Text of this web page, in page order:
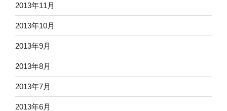
2013年11月
2013年10月
2013年9月
2013年8月
2013年7月
2013年6月